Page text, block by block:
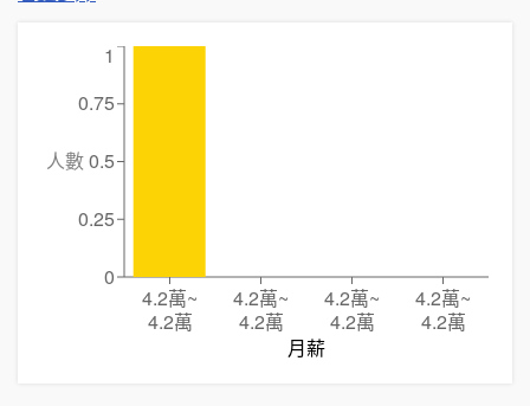
4.2萬~
4.2萬
4.2萬~
4.2萬
4.2萬~
4.2萬
4.2萬~
4.2萬
月薪
0
0.25
0.5
0.75
1
人數